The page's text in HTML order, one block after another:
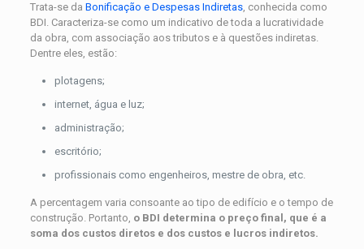
Trata-se da Bonificação e Despesas Indiretas, conhecida como
BDI. Caracteriza-se como um indicativo de toda a lucratividade
da obra, com associação aos tributos e à questões indiretas.
Dentre eles, estão:
plotagens;
internet, água e luz;
administração;
escritório;
profissionais como engenheiros, mestre de obra, etc.
A percentagem varia consoante ao tipo de edifício e o tempo de
construção. Portanto, o BDI determina o preço final, que é a
soma dos custos diretos e dos custos e lucros indiretos.